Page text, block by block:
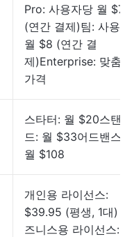
Pro: 사용자당 월
(연간 결제)팀: 사용자
월 $8 (연간 결
제)Enterprise: 맞춤형
가격
스타터: 월 $20스탠다
드: 월 $33어드밴스
월 $108
개인용 라이선스:
$39.95 (평생, 1대) 비
즈니스용 라이선스: